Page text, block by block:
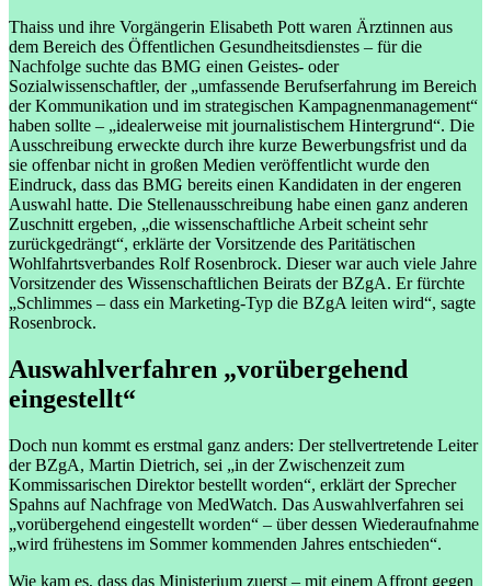
Thaiss und ihre Vorgängerin Elisabeth Pott waren Ärztinnen aus
dem Bereich des Öffentlichen Gesundheitsdienstes – für die
Nachfolge suchte das BMG einen Geistes- oder
Sozialwissenschaftler, der „umfassende Berufserfahrung im Bereich
der Kommunikation und im strategischen Kampagnenmanagement“
haben sollte – „idealerweise mit journalistischem Hintergrund“. Die
Ausschreibung erweckte durch ihre kurze Bewerbungsfrist und da
sie offenbar nicht in großen Medien veröffentlicht wurde den
Eindruck, dass das BMG bereits einen Kandidaten in der engeren
Auswahl hatte. Die Stellenausschreibung habe einen ganz anderen
Zuschnitt ergeben, „die wissenschaftliche Arbeit scheint sehr
zurückgedrängt“, erklärte der Vorsitzende des Paritätischen
Wohlfahrtsverbandes Rolf Rosenbrock. Dieser war auch viele Jahre
Vorsitzender des Wissenschaftlichen Beirats der BZgA. Er fürchte
„Schlimmes – dass ein Marketing-Typ die BZgA leiten wird“, sagte
Rosenbrock.
Auswahlverfahren „vorübergehend
eingestellt“
Doch nun kommt es erstmal ganz anders: Der stellvertretende Leiter
der BZgA, Martin Dietrich, sei „in der Zwischenzeit zum
Kommissarischen Direktor bestellt worden“, erklärt der Sprecher
Spahns auf Nachfrage von MedWatch. Das Auswahlverfahren sei
„vorübergehend eingestellt worden“ – über dessen Wiederaufnahme
„wird frühestens im Sommer kommenden Jahres entschieden“.
Wie kam es, dass das Ministerium zuerst – mit einem Affront gegen